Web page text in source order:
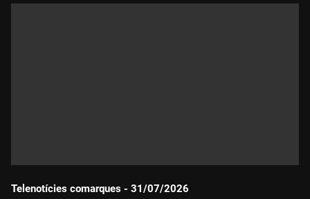
Telenotícies comarques - 31/07/2026